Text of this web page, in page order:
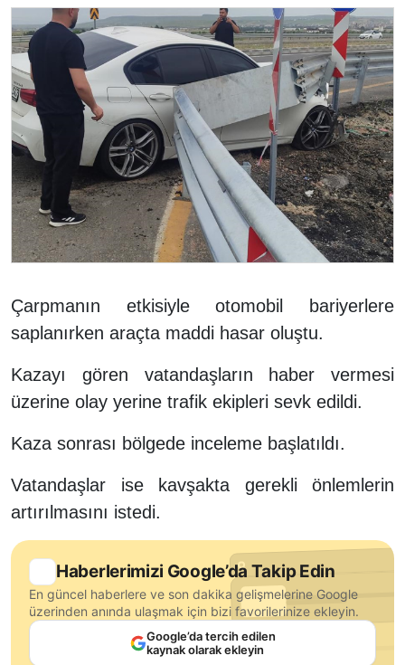
Çarpmanın etkisiyle otomobil bariyerlere
saplanırken araçta maddi hasar oluştu.
Kazayı gören vatandaşların haber vermesi
üzerine olay yerine trafik ekipleri sevk edildi.
Kaza sonrası bölgede inceleme başlatıldı.
Vatandaşlar ise kavşakta gerekli önlemlerin
artırılmasını istedi.
Haberlerimizi Google’da Takip Edin
En güncel haberlere ve son dakika gelişmelerine Google
üzerinden anında ulaşmak için bizi favorilerinize ekleyin.
Google’da tercih edilen
kaynak olarak ekleyin